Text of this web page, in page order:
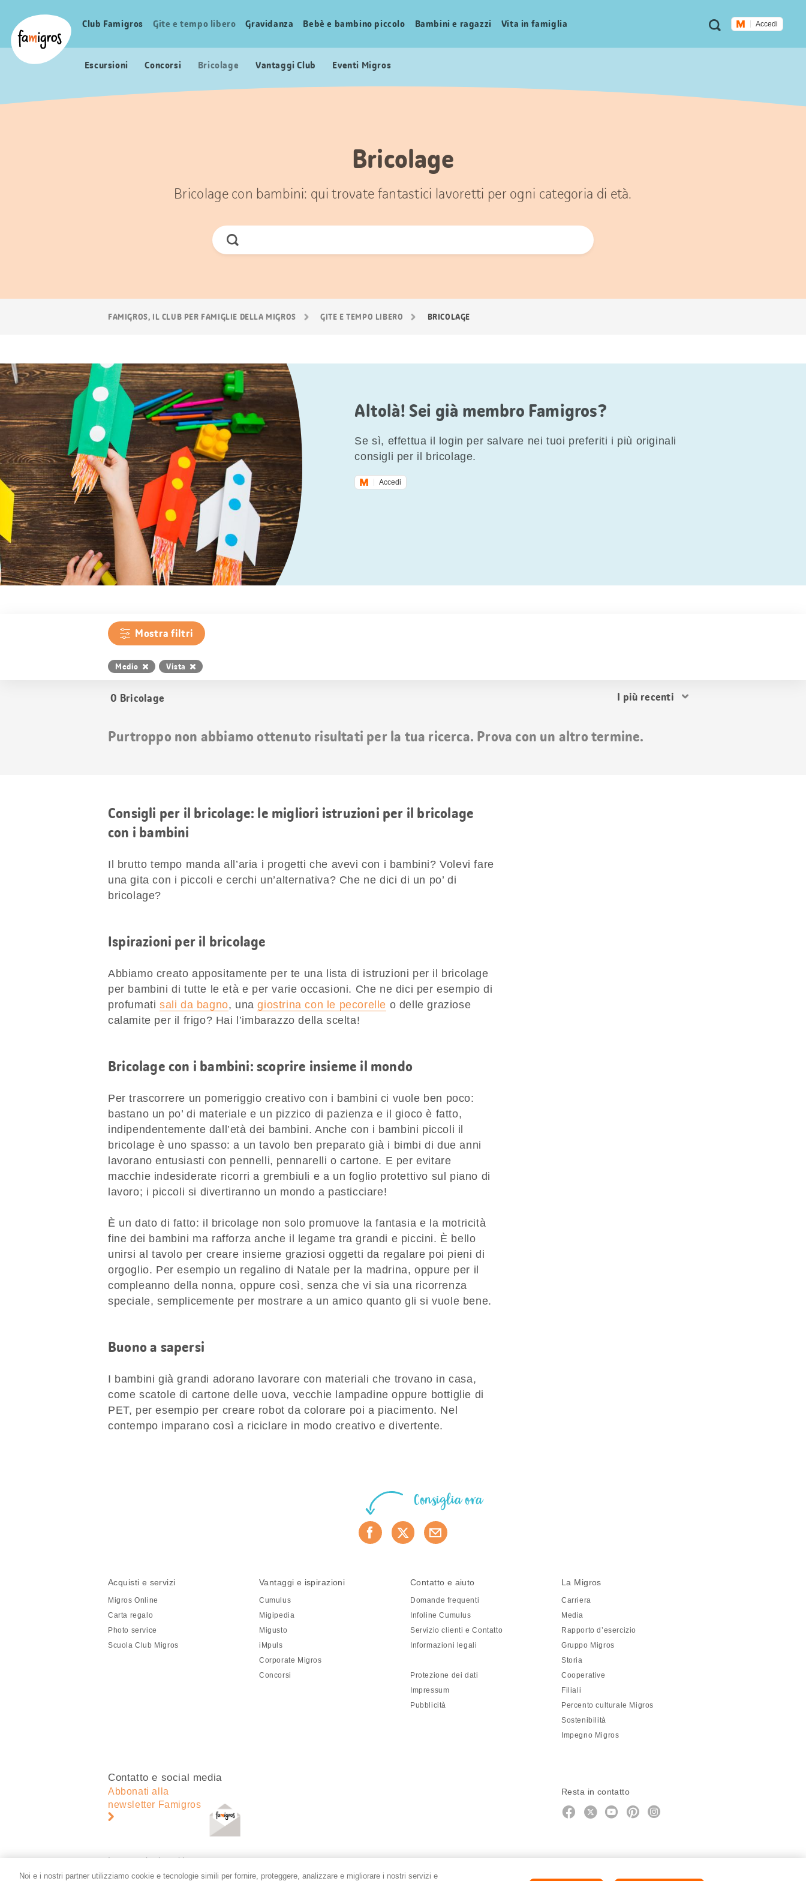
segnalibri
Logo
Metanavigazione
Ricerca Accedi
Navigazione
Club Famigros Gite e tempo libero Gravidanza Bebè e bambino piccolo Bambini e ragazzi Vita in famiglia
Escursioni Concorsi Bricolage Vantaggi Club Eventi Migros
Bricolage
Bricolage con bambini: qui trovate fantastici lavoretti per ogni categoria di età.
Cerca
FAMIGROS, IL CLUB PER FAMIGLIE DELLA MIGROS GITE E TEMPO LIBERO BRICOLAGE
Altolà! Sei già membro Famigros?
Se sì, effettua il login per salvare nei tuoi preferiti i più originali
consigli per il bricolage.
Accedi
Mostra filtri
Medio Vista
0 Bricolage
Ordina
Purtroppo non abbiamo ottenuto risultati per la tua ricerca. Prova con un altro termine.
Consigli per il bricolage: le migliori istruzioni per il bricolage
con i bambini
Il brutto tempo manda all’aria i progetti che avevi con i bambini? Volevi fare
una gita con i piccoli e cerchi un’alternativa? Che ne dici di un po’ di
bricolage?
Ispirazioni per il bricolage
Abbiamo creato appositamente per te una lista di istruzioni per il bricolage
per bambini di tutte le età e per varie occasioni. Che ne dici per esempio di
profumati sali da bagno, unagiostrina con le pecorelle o delle graziose
calamite per il frigo? Hai l’imbarazzo della scelta!
Bricolage con i bambini: scoprire insieme il mondo
Per trascorrere un pomeriggio creativo con i bambini ci vuole ben poco:
bastano un po’ di materiale e un pizzico di pazienza e il gioco è fatto,
indipendentemente dall’età dei bambini. Anche con i bambini piccoli il
bricolage è uno spasso: a un tavolo ben preparato già i bimbi di due anni
lavorano entusiasti con pennelli, pennarelli o cartone. E per evitare
macchie indesiderate ricorri a grembiuli e a un foglio protettivo sul piano di
lavoro; i piccoli si divertiranno un mondo a pasticciare!
È un dato di fatto: il bricolage non solo promuove la fantasia e la motricità
fine dei bambini ma rafforza anche il legame tra grandi e piccini. È bello
unirsi al tavolo per creare insieme graziosi oggetti da regalare poi pieni di
orgoglio. Per esempio un regalino di Natale per la madrina, oppure per il
compleanno della nonna, oppure così, senza che vi sia una ricorrenza
speciale, semplicemente per mostrare a un amico quanto gli si vuole bene.
Buono a sapersi
I bambini già grandi adorano lavorare con materiali che trovano in casa,
come scatole di cartone delle uova, vecchie lampadine oppure bottiglie di
PET, per esempio per creare robot da colorare poi a piacimento. Nel
contempo imparano così a riciclare in modo creativo e divertente.
Consiglia ora
Acquisti e servizi
Migros Online
Carta regalo
Photo service
Scuola Club Migros
Vantaggi e ispirazioni
Cumulus
Migipedia
Migusto
iMpuls
Corporate Migros
Concorsi
Contatto e aiuto
Domande frequenti
Infoline Cumulus
Servizio clienti e Contatto
Informazioni legali
Protezione dei dati
Impressum
Pubblicità
La Migros
Carriera
Media
Rapporto d’esercizio
Gruppo Migros
Storia
Cooperative
Filiali
Percento culturale Migros
Sostenibilità
Impegno Migros
Contatto e social media
Abbonati alla
newsletter Famigros
Resta in contatto
https://twitter.com/migros?
https://www.youtube.com/user/
PinterestInstagram
Impostazioni cookie
Noi e i nostri partner utilizziamo cookie e tecnologie simili per fornire, proteggere, analizzare e migliorare i nostri servizi e